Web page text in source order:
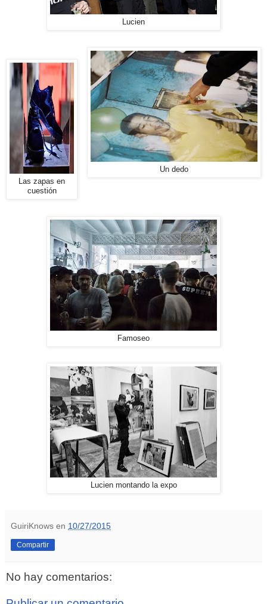
Lucien
Un dedo
Las zapas en
cuestión
Famoseo
Lucien montando la expo
GuiriKnows en 10/27/2015
Compartir
No hay comentarios: